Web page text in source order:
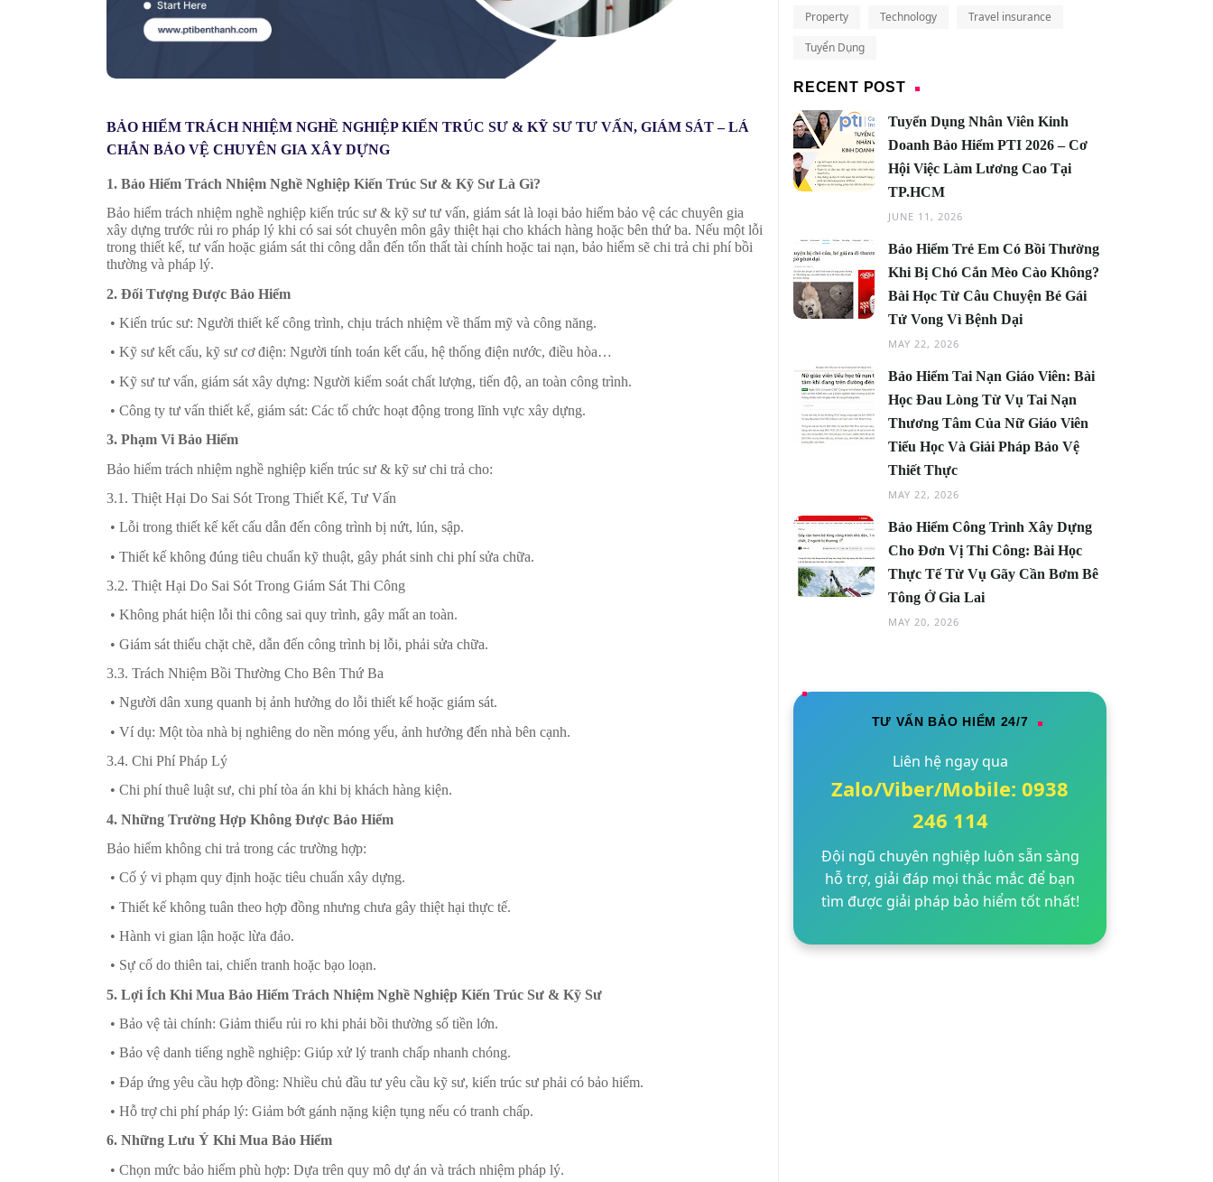
BẢO HIỂM TRÁCH NHIỆM NGHỀ NGHIỆP KIẾN TRÚC SƯ & KỸ SƯ TƯ VẤN, GIÁM SÁT – LÁ
CHẮN BẢO VỆ CHUYÊN GIA XÂY DỰNG
1. Bảo Hiểm Trách Nhiệm Nghề Nghiệp Kiến Trúc Sư & Kỹ Sư Là Gì?
Bảo hiểm trách nhiệm nghề nghiệp kiến trúc sư & kỹ sư tư vấn, giám sát là loại bảo hiểm bảo vệ các chuyên gia
xây dựng trước rủi ro pháp lý khi có sai sót chuyên môn gây thiệt hại cho khách hàng hoặc bên thứ ba. Nếu một lỗi
trong thiết kế, tư vấn hoặc giám sát thi công dẫn đến tổn thất tài chính hoặc tai nạn, bảo hiểm sẽ chi trả chi phí bồi
thường và pháp lý.
2. Đối Tượng Được Bảo Hiểm
• Kiến trúc sư: Người thiết kế công trình, chịu trách nhiệm về thẩm mỹ và công năng.
• Kỹ sư kết cấu, kỹ sư cơ điện: Người tính toán kết cấu, hệ thống điện nước, điều hòa…
• Kỹ sư tư vấn, giám sát xây dựng: Người kiểm soát chất lượng, tiến độ, an toàn công trình.
• Công ty tư vấn thiết kế, giám sát: Các tổ chức hoạt động trong lĩnh vực xây dựng.
3. Phạm Vi Bảo Hiểm
Bảo hiểm trách nhiệm nghề nghiệp kiến trúc sư & kỹ sư chi trả cho:
3.1. Thiệt Hại Do Sai Sót Trong Thiết Kế, Tư Vấn
• Lỗi trong thiết kế kết cấu dẫn đến công trình bị nứt, lún, sập.
• Thiết kế không đúng tiêu chuẩn kỹ thuật, gây phát sinh chi phí sửa chữa.
3.2. Thiệt Hại Do Sai Sót Trong Giám Sát Thi Công
• Không phát hiện lỗi thi công sai quy trình, gây mất an toàn.
• Giám sát thiếu chặt chẽ, dẫn đến công trình bị lỗi, phải sửa chữa.
3.3. Trách Nhiệm Bồi Thường Cho Bên Thứ Ba
• Người dân xung quanh bị ảnh hưởng do lỗi thiết kế hoặc giám sát.
• Ví dụ: Một tòa nhà bị nghiêng do nền móng yếu, ảnh hưởng đến nhà bên cạnh.
3.4. Chi Phí Pháp Lý
• Chi phí thuê luật sư, chi phí tòa án khi bị khách hàng kiện.
4. Những Trường Hợp Không Được Bảo Hiểm
Bảo hiểm không chi trả trong các trường hợp:
• Cố ý vi phạm quy định hoặc tiêu chuẩn xây dựng.
• Thiết kế không tuân theo hợp đồng nhưng chưa gây thiệt hại thực tế.
• Hành vi gian lận hoặc lừa đảo.
• Sự cố do thiên tai, chiến tranh hoặc bạo loạn.
5. Lợi Ích Khi Mua Bảo Hiểm Trách Nhiệm Nghề Nghiệp Kiến Trúc Sư & Kỹ Sư
• Bảo vệ tài chính: Giảm thiểu rủi ro khi phải bồi thường số tiền lớn.
• Bảo vệ danh tiếng nghề nghiệp: Giúp xử lý tranh chấp nhanh chóng.
• Đáp ứng yêu cầu hợp đồng: Nhiều chủ đầu tư yêu cầu kỹ sư, kiến trúc sư phải có bảo hiểm.
• Hỗ trợ chi phí pháp lý: Giảm bớt gánh nặng kiện tụng nếu có tranh chấp.
6. Những Lưu Ý Khi Mua Bảo Hiểm
• Chọn mức bảo hiểm phù hợp: Dựa trên quy mô dự án và trách nhiệm pháp lý.
Property
Technology
Travel insurance
Tuyển Dụng
RECENT POST
Tuyển Dụng Nhân Viên Kinh
Doanh Bảo Hiểm PTI 2026 – Cơ
Hội Việc Làm Lương Cao Tại
TP.HCM
JUNE 11, 2026
Bảo Hiểm Trẻ Em Có Bồi Thường
Khi Bị Chó Cắn Mèo Cào Không?
Bài Học Từ Câu Chuyện Bé Gái
Tử Vong Vì Bệnh Dại
MAY 22, 2026
Bảo Hiểm Tai Nạn Giáo Viên: Bài
Học Đau Lòng Từ Vụ Tai Nạn
Thương Tâm Của Nữ Giáo Viên
Tiểu Học Và Giải Pháp Bảo Vệ
Thiết Thực
MAY 22, 2026
Bảo Hiểm Công Trình Xây Dựng
Cho Đơn Vị Thi Công: Bài Học
Thực Tế Từ Vụ Gãy Cần Bơm Bê
Tông Ở Gia Lai
MAY 20, 2026
TƯ VẤN BẢO HIỂM 24/7
Liên hệ ngay qua
Zalo/Viber/Mobile: 0938
246 114
Đội ngũ chuyên nghiệp luôn sẵn sàng
hỗ trợ, giải đáp mọi thắc mắc để bạn
tìm được giải pháp bảo hiểm tốt nhất!